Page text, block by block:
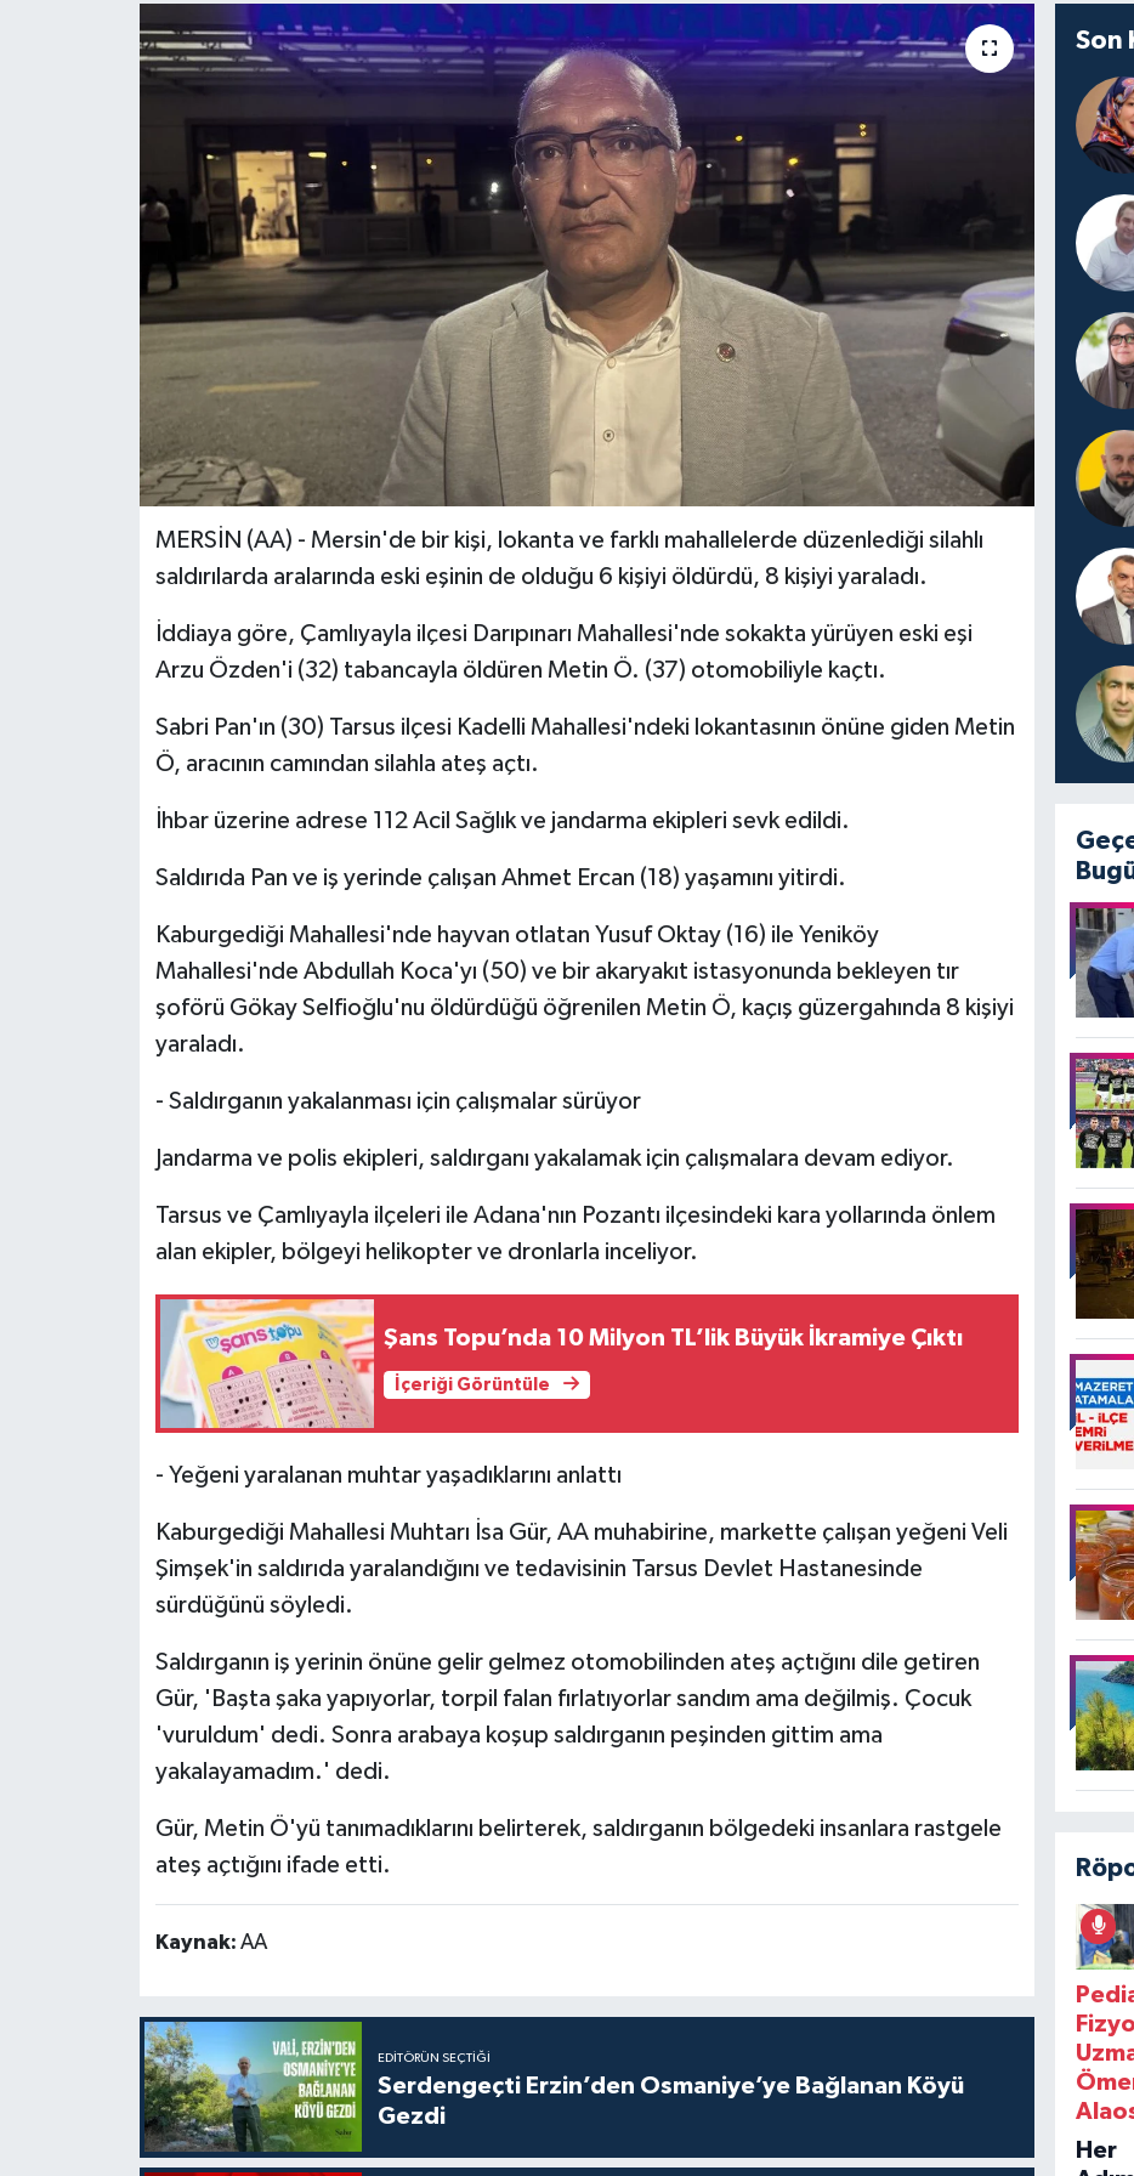
MERSİN (AA) - Mersin'de bir kişi, lokanta ve farklı mahallelerde düzenlediği silahlı
saldırılarda aralarında eski eşinin de olduğu 6 kişiyi öldürdü, 8 kişiyi yaraladı.
İddiaya göre, Çamlıyayla ilçesi Darıpınarı Mahallesi'nde sokakta yürüyen eski eşi
Arzu Özden'i (32) tabancayla öldüren Metin Ö. (37) otomobiliyle kaçtı.
Sabri Pan'ın (30) Tarsus ilçesi Kadelli Mahallesi'ndeki lokantasının önüne giden Metin
Ö, aracının camından silahla ateş açtı.
İhbar üzerine adrese 112 Acil Sağlık ve jandarma ekipleri sevk edildi.
Saldırıda Pan ve iş yerinde çalışan Ahmet Ercan (18) yaşamını yitirdi.
Kaburgediği Mahallesi'nde hayvan otlatan Yusuf Oktay (16) ile Yeniköy
Mahallesi'nde Abdullah Koca'yı (50) ve bir akaryakıt istasyonunda bekleyen tır
şoförü Gökay Selfioğlu'nu öldürdüğü öğrenilen Metin Ö, kaçış güzergahında 8 kişiyi
yaraladı.
- Saldırganın yakalanması için çalışmalar sürüyor
Jandarma ve polis ekipleri, saldırganı yakalamak için çalışmalara devam ediyor.
Tarsus ve Çamlıyayla ilçeleri ile Adana'nın Pozantı ilçesindeki kara yollarında önlem
alan ekipler, bölgeyi helikopter ve dronlarla inceliyor.
Şans Topu’nda 10 Milyon TL’lik Büyük İkramiye Çıktı
İçeriği Görüntüle
- Yeğeni yaralanan muhtar yaşadıklarını anlattı
Kaburgediği Mahallesi Muhtarı İsa Gür, AA muhabirine, markette çalışan yeğeni Veli
Şimşek'in saldırıda yaralandığını ve tedavisinin Tarsus Devlet Hastanesinde
sürdüğünü söyledi.
Saldırganın iş yerinin önüne gelir gelmez otomobilinden ateş açtığını dile getiren
Gür, 'Başta şaka yapıyorlar, torpil falan fırlatıyorlar sandım ama değilmiş. Çocuk
'vuruldum' dedi. Sonra arabaya koşup saldırganın peşinden gittim ama
yakalayamadım.' dedi.
Gür, Metin Ö'yü tanımadıklarını belirterek, saldırganın bölgedeki insanlara rastgele
ateş açtığını ifade etti.
Kaynak: AA
EDITÖRÜN SEÇTIĞI
Serdengeçti Erzin’den Osmaniye’ye Bağlanan Köyü
Gezdi
Son
Her